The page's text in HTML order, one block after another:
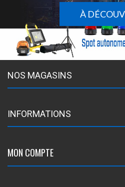
À
NOS MAGASINS
INFORMATIONS
MON COMPTE